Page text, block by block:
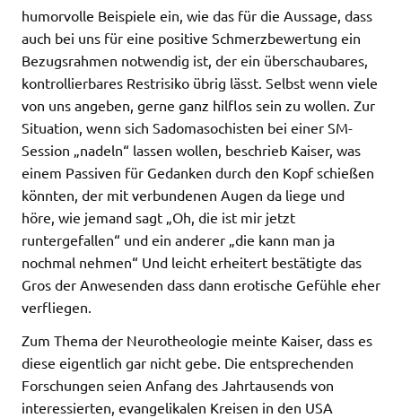
humorvolle Beispiele ein, wie das für die Aussage, dass
auch bei uns für eine positive Schmerzbewertung ein
Bezugsrahmen notwendig ist, der ein überschaubares,
kontrollierbares Restrisiko übrig lässt. Selbst wenn viele
von uns angeben, gerne ganz hilflos sein zu wollen. Zur
Situation, wenn sich Sadomasochisten bei einer SM-
Session „nadeln“ lassen wollen, beschrieb Kaiser, was
einem Passiven für Gedanken durch den Kopf schießen
könnten, der mit verbundenen Augen da liege und
höre, wie jemand sagt „Oh, die ist mir jetzt
runtergefallen“ und ein anderer „die kann man ja
nochmal nehmen“ Und leicht erheitert bestätigte das
Gros der Anwesenden dass dann erotische Gefühle eher
verfliegen.
Zum Thema der Neurotheologie meinte Kaiser, dass es
diese eigentlich gar nicht gebe. Die entsprechenden
Forschungen seien Anfang des Jahrtausends von
interessierten, evangelikalen Kreisen in den USA